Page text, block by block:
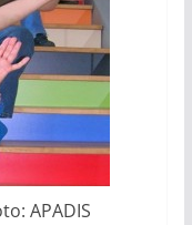
APADIS